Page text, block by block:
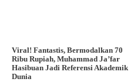
Viral! Fantastis, Bermodalkan 70
Ribu Rupiah, Muhammad Ja’far
Hasibuan Jadi Referensi Akademik
Dunia